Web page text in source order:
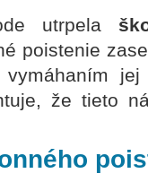
utrpela
poistenie
vymáhaním
že tieto